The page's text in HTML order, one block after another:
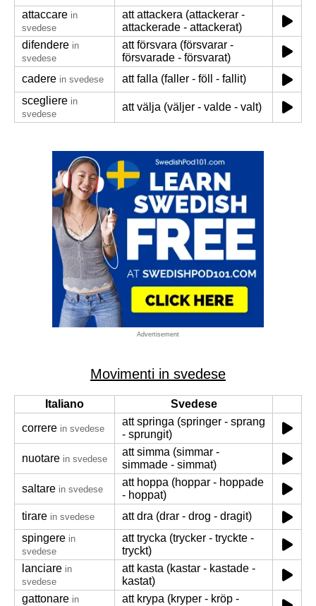
attaccare in
svedese
att attackera (attackerar -
attackerade - attackerat)
difendere in
svedese
att försvara (försvarar -
försvarade - försvarat)
cadere in svedese
att falla (faller - föll - fallit)
scegliere in
svedese
att välja (väljer - valde - valt)
Advertisement
Movimenti in svedese
Italiano
Svedese
correre in svedese
att springa (springer - sprang
- sprungit)
nuotare in svedese
att simma (simmar -
simmade - simmat)
saltare in svedese
att hoppa (hoppar - hoppade
- hoppat)
tirare in svedese
att dra (drar - drog - dragit)
spingere in
svedese
att trycka (trycker - tryckte -
tryckt)
lanciare in
svedese
att kasta (kastar - kastade -
kastat)
gattonare in
att krypa (kryper - kröp -